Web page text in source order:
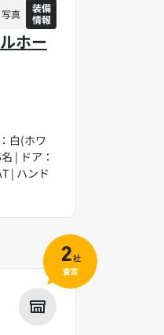
ホー
白(ホワ
| ドア：
| ハンド
写真
装備
情報
2社
査定